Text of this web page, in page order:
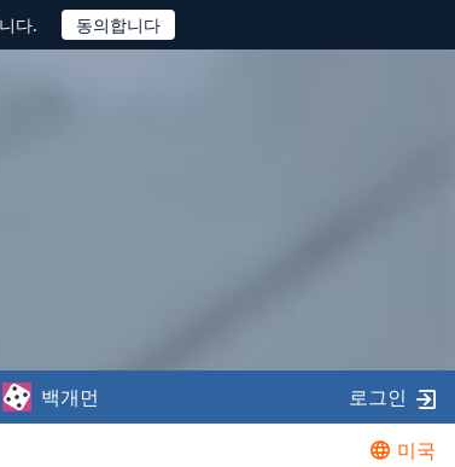
다.
미국
백개먼 로그인